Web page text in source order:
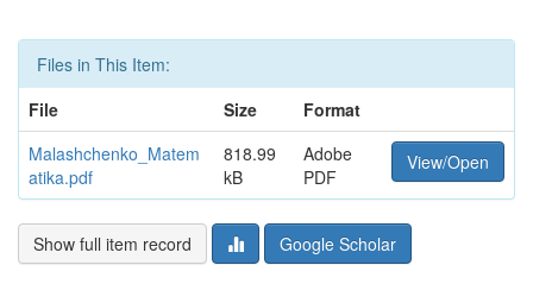
Files in This Item:
File
Size
Format
Malashchenko_Matem
atika.pdf
818.99
kB
Adobe
PDF
View/Open
Show full item record Google Scholar